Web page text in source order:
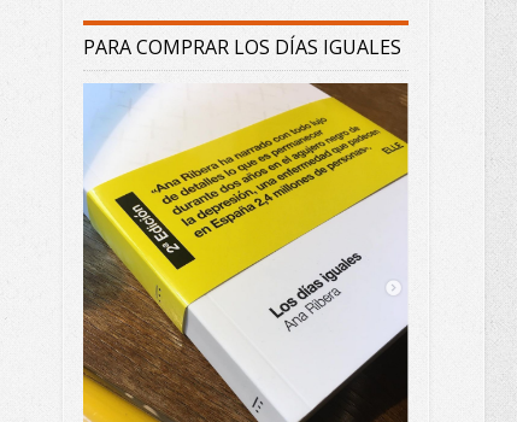
PARA COMPRAR LOS DÍAS IGUALES